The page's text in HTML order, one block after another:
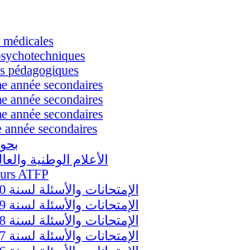
pédagogiques
année secondaires
année secondaires
année secondaires
année secondaires
الأعلام الوطنية
ATFP
الإمتحانات والأسئلة لسنة 2020
الإمتحانات والأسئلة لسنة 2019
الإمتحانات والأسئلة لسنة 2018
الإمتحانات والأسئلة لسنة 2017